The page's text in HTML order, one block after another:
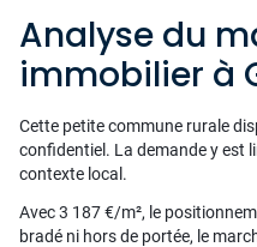
Analyse du
immobilier à
Cette petite commune rurale
confidentiel. La demande y est
contexte local.
Avec 3 187 €/m², le
bradé ni hors de portée, le